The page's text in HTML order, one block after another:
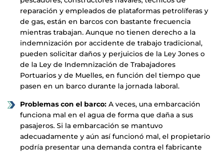
reparación y empleados de plataformas petrolíferas y
de gas, están en barcos con bastante frecuencia
mientras trabajan. Aunque no tienen derecho a la
indemnización por accidente de trabajo tradicional,
pueden solicitar daños y perjuicios de la Ley Jones o
de la Ley de Indemnización de Trabajadores
Portuarios y de Muelles, en función del tiempo que
pasen en un barco durante la jornada laboral.
Problemas con el barco: A veces, una embarcación
funciona mal en el agua de forma que daña a sus
pasajeros. Si la embarcación se mantuvo
adecuadamente y aún así funcionó mal, el propietario
podría presentar una demanda contra el fabricante